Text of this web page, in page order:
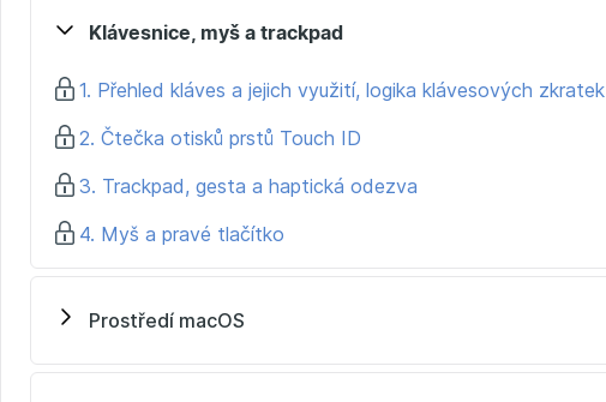
Klávesnice, myš a trackpad
1. Přehled kláves a jejich využití, logika klávesových zkratek
2. Čtečka otisků prstů Touch ID
3. Trackpad, gesta a haptická odezva
4. Myš a pravé tlačítko
Prostředí macOS